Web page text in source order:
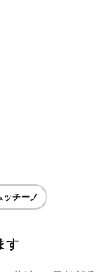
ッチーノ
す